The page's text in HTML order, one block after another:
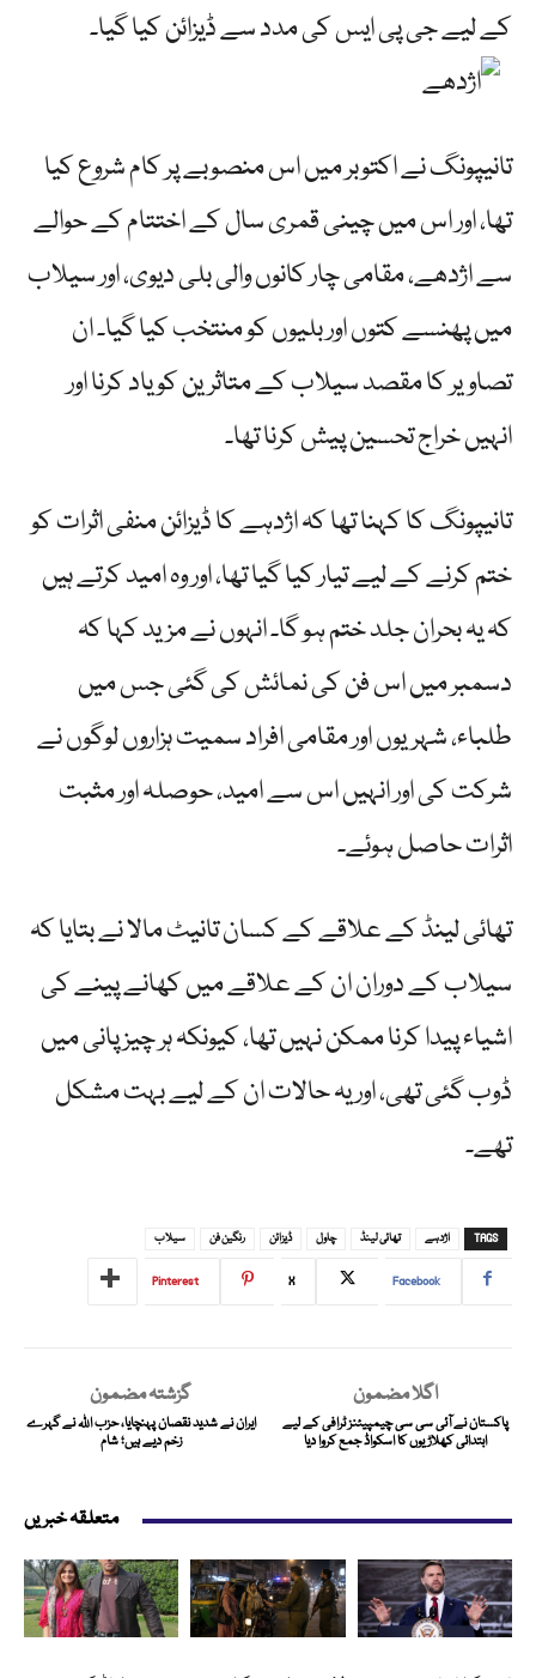
کے لیے جی پی ایس کی مدد سے ڈیزائن کیا گیا۔
تانیپونگ نے اکتوبر میں اس منصوبے پر کام شروع کیا
تھا، اور اس میں چینی قمری سال کے اختتام کے حوالے
سے اژدھے، مقامی چار کانوں والی بلی دیوی، اور سیلاب
میں پھنسے کتوں اور بلیوں کو منتخب کیا گیا۔ ان
تصاویر کا مقصد سیلاب کے متاثرین کو یاد کرنا اور
انہیں خراج تحسین پیش کرنا تھا۔
تانیپونگ کا کہنا تھا کہ اژدہے کا ڈیزائن منفی اثرات کو
ختم کرنے کے لیے تیار کیا گیا تھا، اور وہ امید کرتے ہیں
کہ یہ بحران جلد ختم ہو گا۔ انہوں نے مزید کہا کہ
دسمبر میں اس فن کی نمائش کی گئی جس میں
طلباء، شہریوں اور مقامی افراد سمیت ہزاروں لوگوں نے
شرکت کی اور انہیں اس سے امید، حوصلہ اور مثبت
اثرات حاصل ہوئے۔
تھائی لینڈ کے علاقے کے کسان تانیٹ مالا نے بتایا کہ
سیلاب کے دوران ان کے علاقے میں کھانے پینے کی
اشیاء پیدا کرنا ممکن نہیں تھا، کیونکہ ہر چیز پانی میں
ڈوب گئی تھی، اور یہ حالات ان کے لیے بہت مشکل
تھے۔
TAGS اژدہے تھائی لینڈ چاول ڈیزائن رنگین فن سیلاب
Facebook
X
Pinterest
گزشتہ مضمون
ایران نے شدید نقصان پہنچایا، حزب اللہ نے گہرے
زخم دیے ہیں؛ شام
اگلا مضمون
پاکستان نے آئی سی سی چیمپیئنز ٹرافی کے لیے
ابتدائی کھلاڑیوں کا اسکواڈ جمع کروا دیا
متعلقہ خبریں